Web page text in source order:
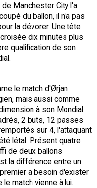
de Manchester City l'a
du ballon, il n'a pas
la dévorer. Une tête
dix minutes plus
qualification de son
le match d'Ørjan
mais aussi comme
à son Mondial.
2 buts, 12 passes
sur 4, l'attaquant
létal. Présent quatre
de deux ballons
la différence entre un
a besoin d'exister
match vienne à lui.